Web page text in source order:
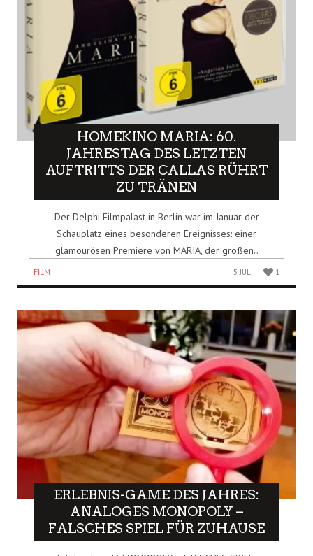
HOMEKINO MARIA: 60.
JAHRESTAG DES LETZTEN
AUFTRITTS DER CALLAS RÜHRT
ZU TRÄNEN
Der Delphi Filmpalast in Berlin war im Januar der
Schauplatz eines besonderen Ereignisses: einer
glamourösen Premiere von MARIA, der großen..
FILM 5 JULI 1
ERLEBNIS-GAME DES JAHRES:
ANALOGES MONOPOLY –
FALSCHES SPIEL FÜR ZUHAUSE